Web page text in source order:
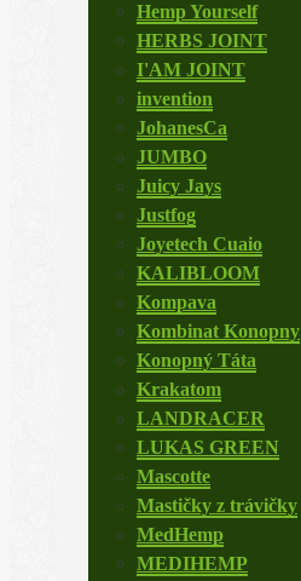
Hemp Yourself
HERBS JOINT
I'AM JOINT
invention
JohanesCa
JUMBO
Juicy Jays
Justfog
Joyetech Cuaio
KALIBLOOM
Kompava
Kombinat Konopny
Konopný Táta
Krakatom
LANDRACER
LUKAS GREEN
Mascotte
Mastičky z trávičky
MedHemp
MEDIHEMP